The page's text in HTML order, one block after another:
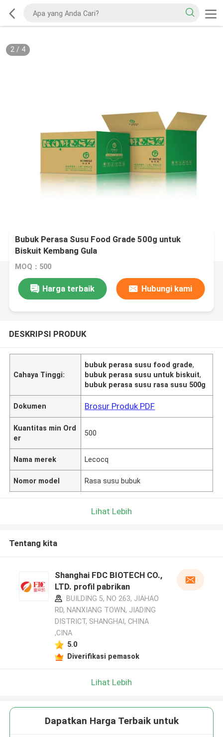
2/ 4
Bubuk Perasa Susu Food Grade 500g untuk
Biskuit Kembang Gula
MOQ：500
Harga terbaik Hubungi kami
DESKRIPSI PRODUK
Cahaya Tinggi:
bubuk perasa susu food grade,
bubuk perasa susu untuk biskuit,
bubuk perasa susu rasa susu 500g
Dokumen Brosur Produk PDF
Kuantitas min Ord
er
500
Nama merek Lecocq
Nomor model Rasa susu bubuk
Lihat Lebih
Tentang kita
Shanghai FDC BIOTECH CO.,
LTD. profil pabrikan
BUILDING 5, NO 263, JIAHAO
RD, NANXIANG TOWN, JIADING
DISTRICT, SHANGHAI, CHINA
,CINA
5.0
Diverifikasi pemasok
Lihat Lebih
Dapatkan Harga Terbaik untuk